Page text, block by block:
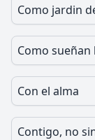
Como jardin
Como sueñan
Con el alma
Contigo, no